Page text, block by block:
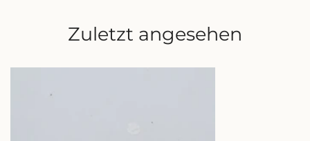
Zuletzt angesehen